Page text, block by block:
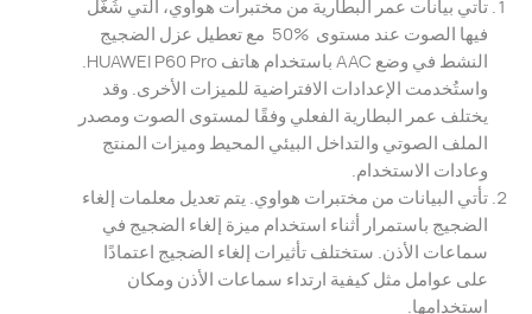
تأتي بيانات عمر البطارية من مختبرات هواوي، التي شُغّل
فيها الصوت عند مستوى ‎ 50% ‎ مع تعطيل عزل الضجيج
واستُخدمت الإعدادات الافتراضية للميزات الأخرى. وقد
يختلف عمر البطارية الفعلي وفقًا لمستوى الصوت ومصدر
الملف الصوتي والتداخل البيئي المحيط وميزات المنتج
وعادات الاستخدام.
تأتي البيانات من مختبرات هواوي. يتم تعديل معلمات إلغاء
الضجيج باستمرار أثناء استخدام ميزة إلغاء الضجيج في
سماعات الأذن. ستختلف تأثيرات إلغاء الضجيج اعتمادًا
على عوامل مثل كيفية ارتداء سماعات الأذن ومكان
استخدامها.